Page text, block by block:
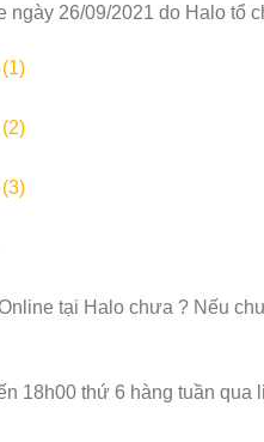
ngày 26/09/2021 do Halo tổ
tại Halo chưa ? Nếu
18h00 thứ 6 hàng tuần qua